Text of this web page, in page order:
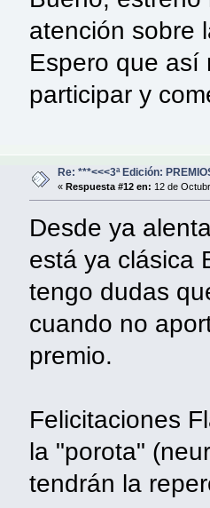
atención sobre
Espero que así
participar y
Re: ***<<<3ª Edición:
«Respuesta #12 en: 12 de
Desde ya
está ya clásica
tengo dudas
cuando no
premio.
Felicitaciones
la "porota"
tendrán la